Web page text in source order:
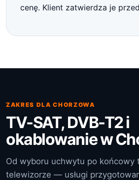
cenę. Klient zatwierdza je
ZAKRES DLA CHORZOWA
TV-SAT, DVB-T2 i
okablowanie w
Od wyboru uchwytu po końcowy
telewizorze — usługi